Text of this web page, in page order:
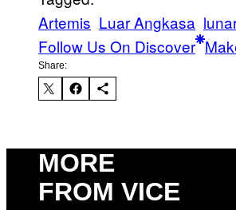
Artemis Luar Angkasa
Follow Us On Discover
Share:
MORE
FROM VICE